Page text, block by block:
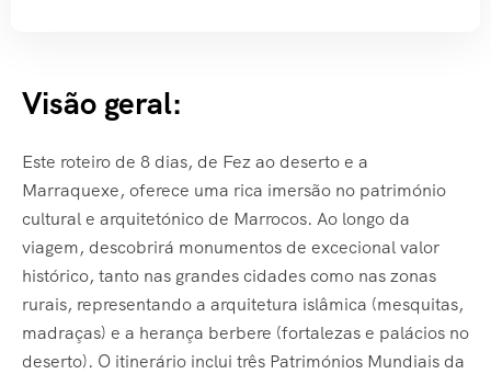
Visão geral:
Este roteiro de 8 dias, de Fez ao deserto e a
Marraquexe, oferece uma rica imersão no património
cultural e arquitetónico de Marrocos. Ao longo da
viagem, descobrirá monumentos de excecional valor
histórico, tanto nas grandes cidades como nas zonas
rurais, representando a arquitetura islâmica (mesquitas,
madraças) e a herança berbere (fortalezas e palácios no
deserto). O itinerário inclui três Patrimónios Mundiais da